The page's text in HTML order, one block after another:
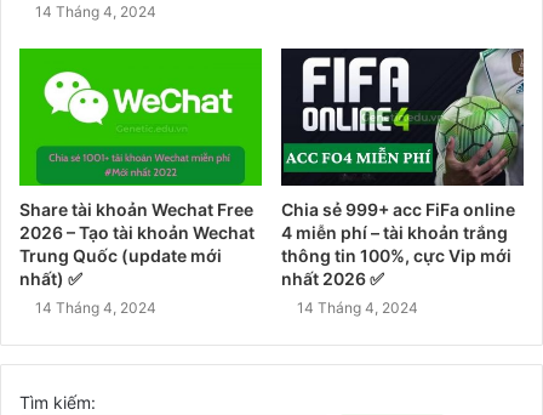
14 Tháng 4, 2024
Share tài khoản Wechat Free
2026 – Tạo tài khoản Wechat
Trung Quốc (update mới
nhất) ✅
14 Tháng 4, 2024
Chia sẻ 999+ acc FiFa online
4 miễn phí – tài khoản trắng
thông tin 100%, cực Vip mới
nhất 2026 ✅
14 Tháng 4, 2024
Tìm kiếm: